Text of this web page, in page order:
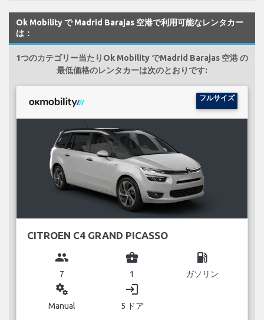
Ok Mobility で Madrid Barajas 空港で利用可能なレンタカー
は：
1つのカテゴリー当たりOk Mobility でMadrid Barajas 空港 の
最低価格のレンタカーは次のとおりです:
フルサイズ
CITROEN C4 GRAND PICASSO
group
7
business_center
1
local_gas_station
ガソリン
miscellaneous_services
Manual
login
5 ドア